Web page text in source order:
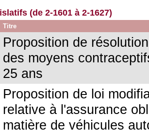
(de 2-1601 à 2-1627)
Titre
Proposition de
des moyens
25 ans
Proposition de loi
relative à l'assurance
matière de véhicules